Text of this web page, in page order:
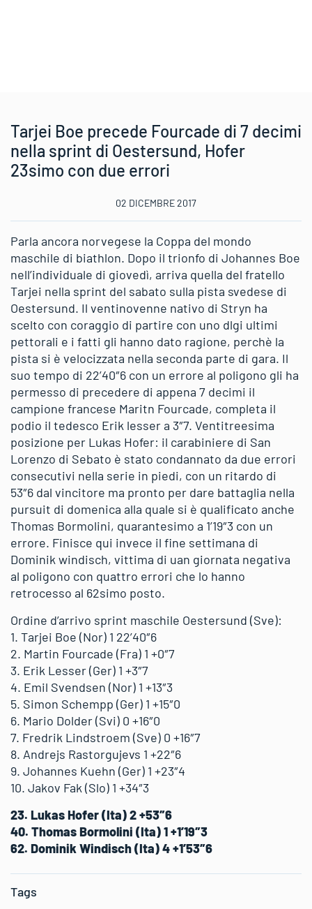
Tarjei Boe precede Fourcade di 7 decimi
nella sprint di Oestersund, Hofer
23simo con due errori
02 DICEMBRE 2017
Parla ancora norvegese la Coppa del mondo
maschile di biathlon. Dopo il trionfo di Johannes Boe
nell’individuale di giovedì, arriva quella del fratello
Tarjei nella sprint del sabato sulla pista svedese di
Oestersund. Il ventinovenne nativo di Stryn ha
scelto con coraggio di partire con uno dlgi ultimi
pettorali e i fatti gli hanno dato ragione, perchè la
pista si è velocizzata nella seconda parte di gara. Il
suo tempo di 22’40″6 con un errore al poligono gli ha
permesso di precedere di appena 7 decimi il
campione francese Maritn Fourcade, completa il
podio il tedesco Erik lesser a 3″7. Ventitreesima
posizione per Lukas Hofer: il carabiniere di San
Lorenzo di Sebato è stato condannato da due errori
consecutivi nella serie in piedi, con un ritardo di
53″6 dal vincitore ma pronto per dare battaglia nella
pursuit di domenica alla quale si è qualificato anche
Thomas Bormolini, quarantesimo a 1’19″3 con un
errore. Finisce qui invece il fine settimana di
Dominik windisch, vittima di uan giornata negativa
al poligono con quattro errori che lo hanno
retrocesso al 62simo posto.
Ordine d’arrivo sprint maschile Oestersund (Sve):
1. Tarjei Boe (Nor) 1 22’40″6
2. Martin Fourcade (Fra) 1 +0″7
3. Erik Lesser (Ger) 1 +3″7
4. Emil Svendsen (Nor) 1 +13″3
5. Simon Schempp (Ger) 1 +15″0
6. Mario Dolder (Svi) 0 +16″0
7. Fredrik Lindstroem (Sve) 0 +16″7
8. Andrejs Rastorgujevs 1 +22″6
9. Johannes Kuehn (Ger) 1 +23″4
10. Jakov Fak (Slo) 1 +34″3
23. Lukas Hofer (Ita) 2 +53″6
40. Thomas Bormolini (Ita) 1 +1’19″3
62. Dominik Windisch (Ita) 4 +1’53″6
Tags